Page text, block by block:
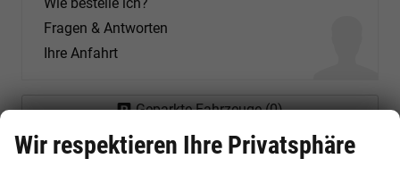
Fragen & Antworten
Ihre Anfahrt
Geparkte Fahrzeuge (0)
Wir respektieren Ihre Privatsphäre